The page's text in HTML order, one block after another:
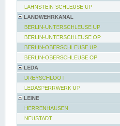
LAHNSTEIN SCHLEUSE UP
LANDWEHRKANAL
BERLIN-UNTERSCHLEUSE UP
BERLIN-UNTERSCHLEUSE OP
BERLIN-OBERSCHLEUSE UP
BERLIN-OBERSCHLEUSE OP
LEDA
DREYSCHLOOT
LEDASPERRWERK UP
LEINE
HERRENHAUSEN
NEUSTADT